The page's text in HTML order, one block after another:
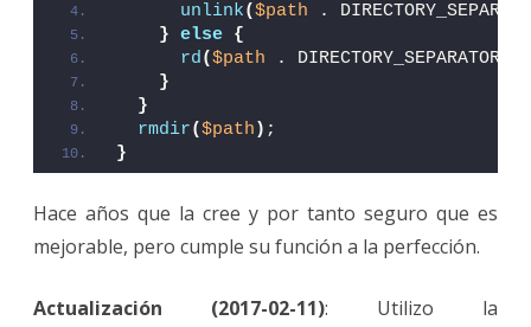
unlink($path .
} else {
rd($path . DIRECTORY_SEPARATOR .
}
}
rmdir($path ) ;
}
Hace años que la cree y por tanto seguro que es
mejorable, pero cumple su función a la perfección.
Actualización (2017-02-11): Utilizo la